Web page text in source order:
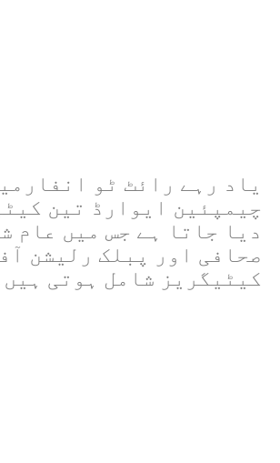
یاد رہے رائٹ ٹو
چیمپئین ایوارڈ تین
دیا جاتا ہے جس میں عام
صحافی اور پبلک رلیشن
کیٹیگریز شامل ہوتی